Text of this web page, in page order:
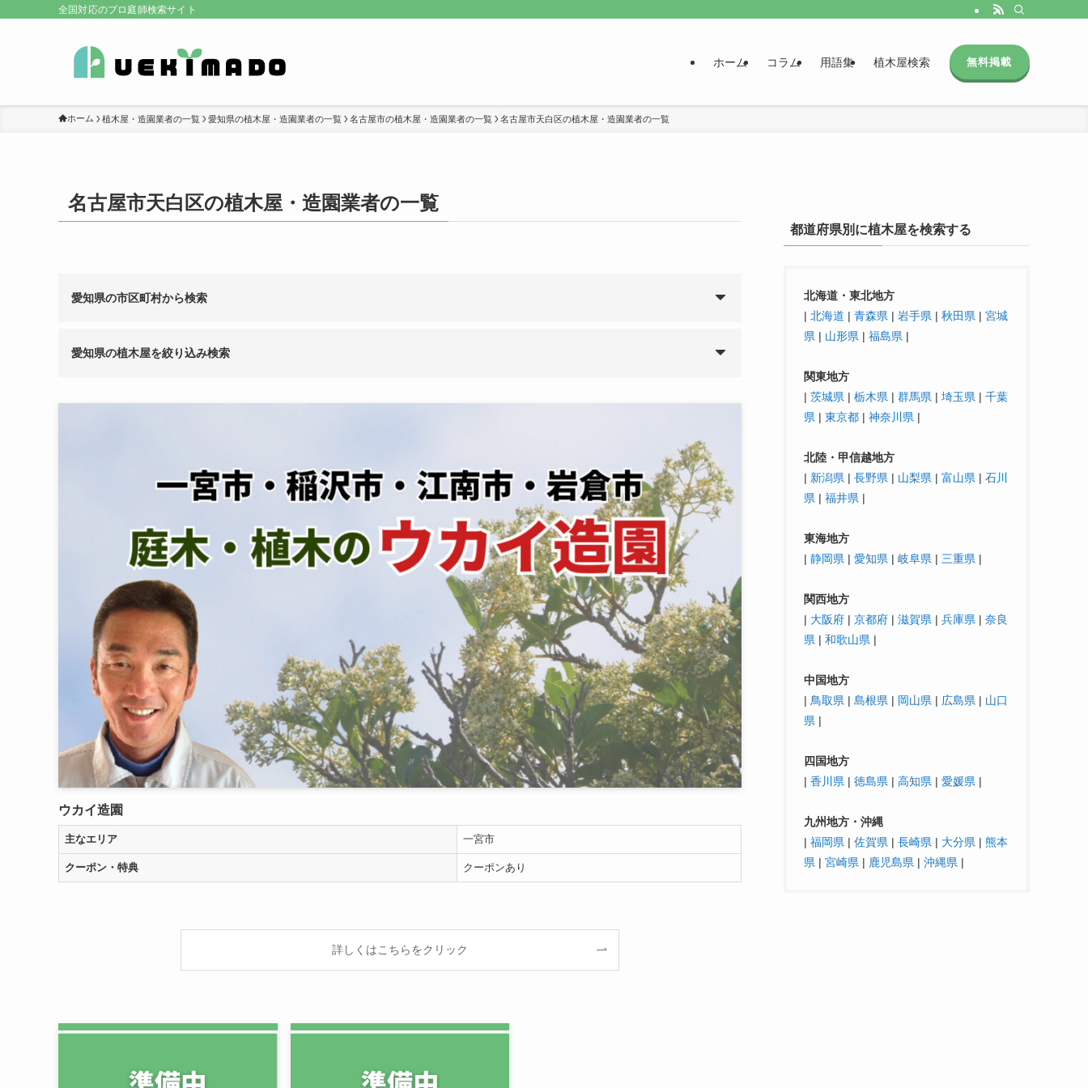
全国対応のプロ庭師検索サイト
ホーム コラム 用語集 植木屋検索 無料掲載
ホーム 植木屋・造園業者の一覧 愛知県の植木屋・造園業者の一覧 名古屋市の植木屋・造園業者の一覧 名古屋市天白区の植木屋・造園業者の一覧
名古屋市天白区の植木屋・造園業者の一覧
愛知県の市区町村から検索
愛知県の植木屋を絞り込み検索
ウカイ造園
主なエリア 一宮市
クーポン・特典 クーポンあり
詳しくはこちらをクリック
都道府県別に植木屋を検索する
北海道・東北地方
| 北海道 | 青森県 | 岩手県 | 秋田県 | 宮城
県 | 山形県 | 福島県 |
関東地方
| 茨城県 | 栃木県 | 群馬県 | 埼玉県 | 千葉
県 | 東京都 | 神奈川県 |
北陸・ 甲信越地方
| 新潟県 | 長野県 | 山梨県 | 富山県 | 石川
県 | 福井県 |
東海地方
| 静岡県 | 愛知県 | 岐阜県 | 三重県 |
関西地方
| 大阪府 | 京都府 | 滋賀県 | 兵庫県 | 奈良
県 | 和歌山県 |
中国地方
| 鳥取県 | 島根県 | 岡山県 | 広島県 | 山口
県 |
四国地方
| 香川県 | 徳島県 | 高知県 | 愛媛県 |
九州地方・沖縄
| 福岡県 | 佐賀県 | 長崎県 | 大分県 | 熊本
県 | 宮崎県 | 鹿児島県 | 沖縄県 |